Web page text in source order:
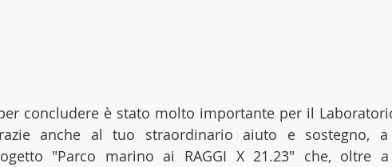
concludere è stato molto importante per il
anche al tuo straordinario aiuto e sostegno, a
"Parco marino ai RAGGI X 21.23" che, oltre